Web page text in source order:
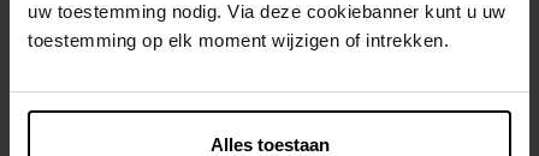
uw toestemming nodig. Via deze cookiebanner kunt u uw
toestemming op elk moment wijzigen of intrekken.
Alles toestaan
Beschrijving